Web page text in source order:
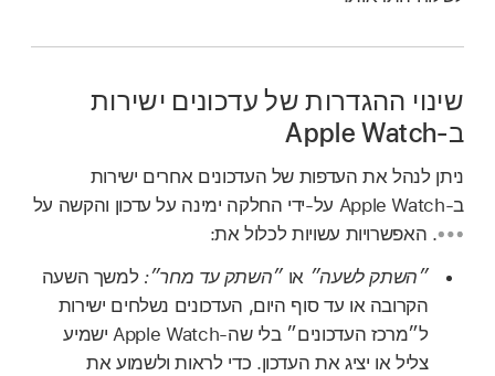
שינוי ההגדרות של עדכונים ישירות
ב-Apple Watch
ניתן לנהל את העדפות של העדכונים אחרים ישירות
ב‑Apple Watch על‑ידי החלקה ימינה על עדכון והקשה על
. האפשרויות עשויות לכלול את:
״השתק לשעה״ או ״השתק עד מחר״:למשך השעה
הקרובה או עד סוף היום, העדכונים נשלחים ישירות
ל״מרכז העדכונים״ בלי שה‑Apple Watch ישמיע
צליל או יציג את העדכון. כדי לראות ולשמוע את